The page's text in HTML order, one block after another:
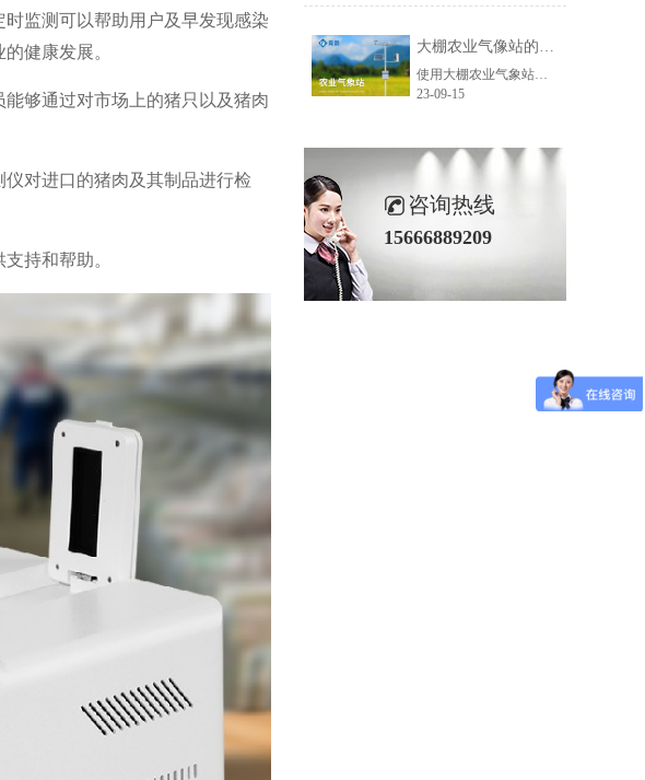
时监测可以帮助用户及早发现感染
的健康发展。
能够通过对市场上的猪只以及猪肉
仪对进口的猪肉及其制品进行检
持和帮助。
大棚农业气像站的作用是什么
使用大棚农业气象站能够帮助用户清楚的掌握大棚内的温度、湿度、光照、CO2等要素的数据变化。...
23-09-15
咨询热线
15666889209